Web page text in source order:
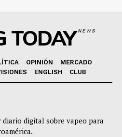
TODAYNEWS
OPINIÓN
MERCADO
ENGLISH CLUB
diario digital sobre vapeo para